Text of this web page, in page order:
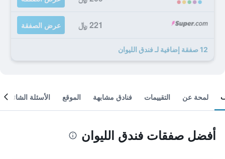
221 ﷼ عرض الصفقة
12 صفقة إضافية لـ فندق الليوان
لمحة عن التقييمات فنادق مشابهة الموقع الأسئلة الشائعة
أفضل صفقات فندق الليوان